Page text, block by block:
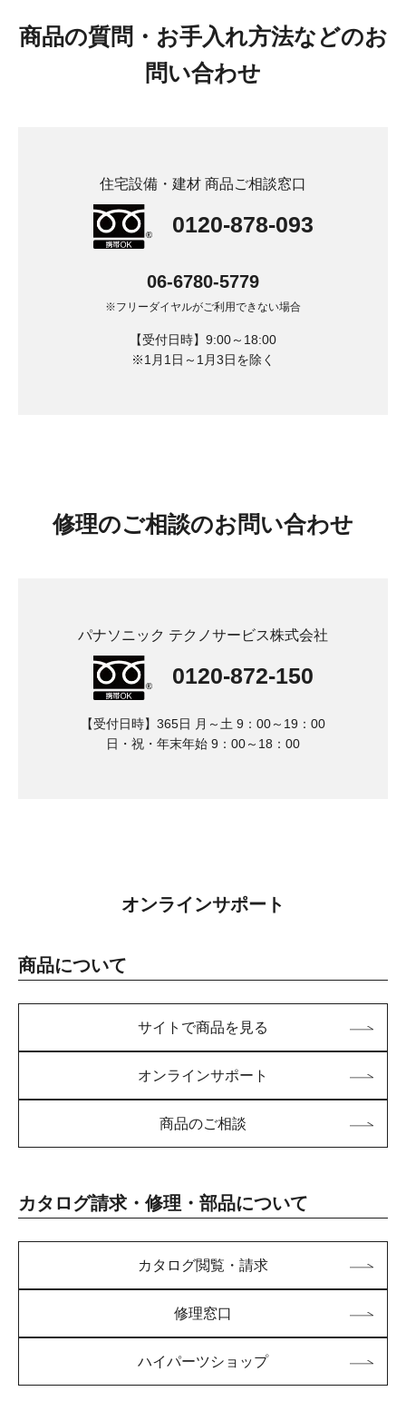
商品の質問・お手入れ方法などのお
問い合わせ
住宅設備・建材 商品ご相談窓口
0120-878-093
06-6780-5779
※フリーダイヤルがご利用できない場合
【受付日時】9:00～18:00
※1月1日～1月3日を除く
修理のご相談のお問い合わせ
パナソニック テクノサービス株式会社
0120-872-150
【受付日時】365日 月～土 9：00～19：00
日・祝・年末年始 9：00～18：00
オンラインサポート
商品について
サイトで商品を見る
オンラインサポート
商品のご相談
カタログ請求・修理・部品について
カタログ閲覧・請求
修理窓口
ハイパーツショップ